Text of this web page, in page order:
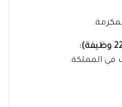
المملكة.